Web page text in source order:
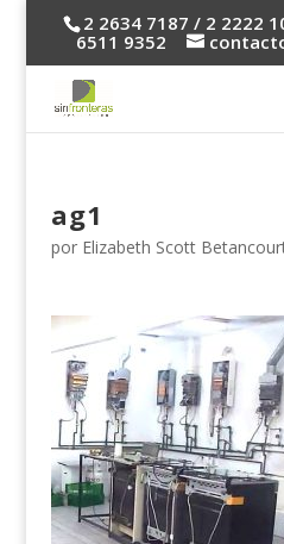
2 2634 7187 / 2 2222
6511 9352
ag1
por Elizabeth Scott